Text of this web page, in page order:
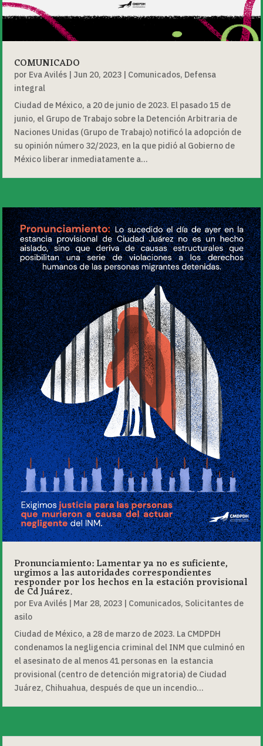
COMUNICADO
por Eva Avilés | Jun 20, 2023 | Comunicados, Defensa
integral
Ciudad de México, a 20 de junio de 2023. El pasado 15 de
junio, el Grupo de Trabajo sobre la Detención Arbitraria de
Naciones Unidas (Grupo de Trabajo) notificó la adopción de
su opinión número 32/2023, en la que pidió al Gobierno de
México liberar inmediatamente a...
Pronunciamiento: Lamentar ya no es suficiente,
urgimos a las autoridades correspondientes
responder por los hechos en la estación provisional
de Cd Juárez.
por Eva Avilés | Mar 28, 2023 | Comunicados, Solicitantes de
asilo
Ciudad de México, a 28 de marzo de 2023. La CMDPDH
condenamos la negligencia criminal del INM que culminó en
el asesinato de al menos 41 personas en la estancia
provisional (centro de detención migratoria) de Ciudad
Juárez, Chihuahua, después de que un incendio...